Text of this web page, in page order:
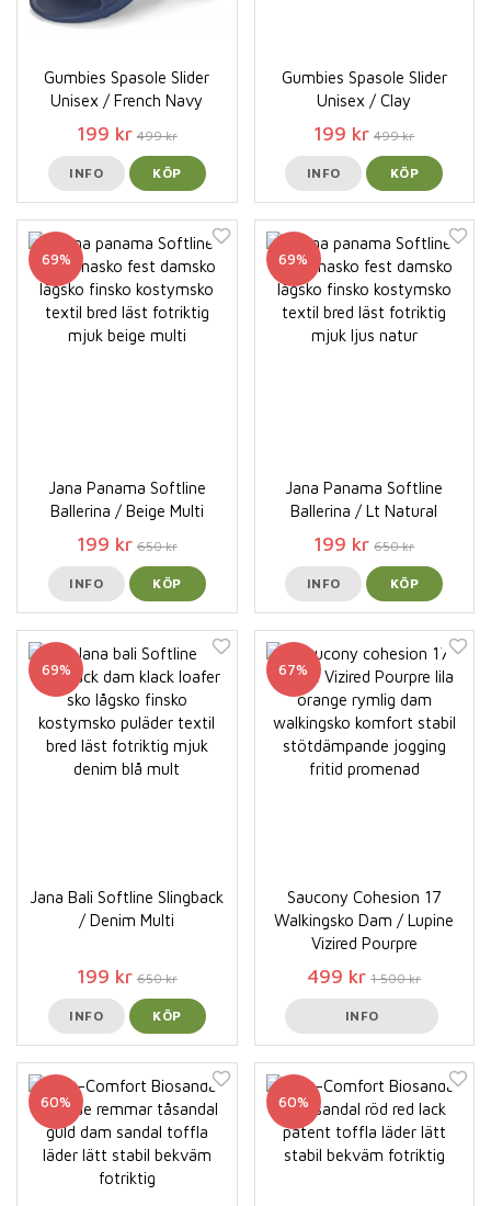
Gumbies Spasole Slider
Unisex / French Navy
199 kr 499 kr
INFO KÖP
Gumbies Spasole Slider
Unisex / Clay
199 kr 499 kr
INFO KÖP
69%
Jana Panama Softline
Ballerina / Beige Multi
199 kr 650 kr
INFO KÖP
69%
Jana Panama Softline
Ballerina / Lt Natural
199 kr 650 kr
INFO KÖP
69%
Jana Bali Softline Slingback
/ Denim Multi
199 kr 650 kr
INFO KÖP
67%
Saucony Cohesion 17
Walkingsko Dam / Lupine
Vizired Pourpre
499 kr 1 500 kr
INFO
60% 60%